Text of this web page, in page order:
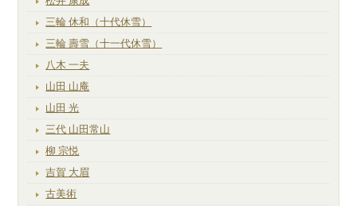
三輪 休和（十代休雪）
三輪 壽雪（十一代休雪）
八木 一夫
山田 山庵
山田 光
三代 山田常山
柳 宗悦
吉賀 大眉
古美術